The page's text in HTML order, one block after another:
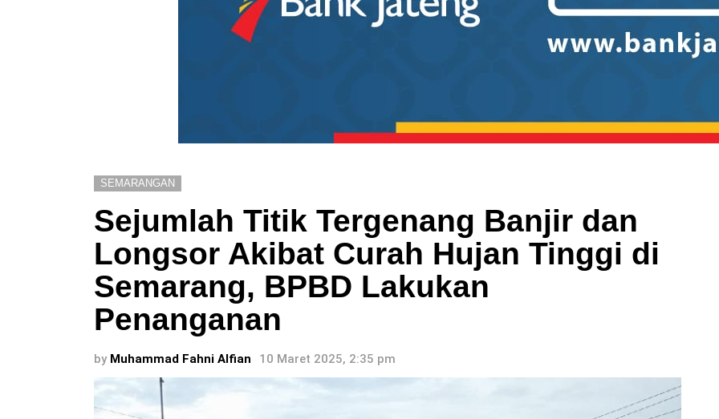
SEMARANGAN
Sejumlah Titik Tergenang Banjir dan
Longsor Akibat Curah Hujan Tinggi di
Semarang, BPBD Lakukan
Penanganan
by Muhammad Fahni Alfian 10 Maret 2025, 2:35 pm